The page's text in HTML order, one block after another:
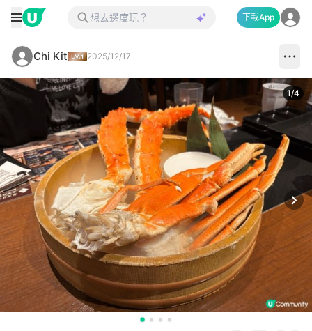
下載App
Chi Kit 2025/12/17
1/4